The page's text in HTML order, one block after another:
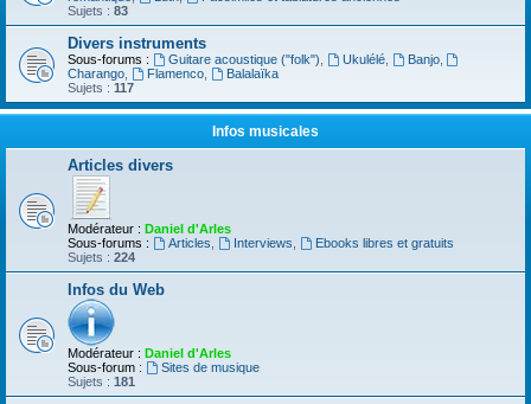
Sujets : 83
Divers instruments
Sous-forums : Guitare acoustique ("folk") Ukulélé, Banjo,
Charango
Flamenco,
Balalaïka
Sujets : 117
Infos musicales
Articles divers
Modérateur : Daniel d'Arles
Sous-forums :
Articles Interviews
Ebooks libres et gratuits
Sujets : 224
Infos du Web
Modérateur : Daniel d'Arles
Sous-forum :
Sites de musique
Sujets : 181